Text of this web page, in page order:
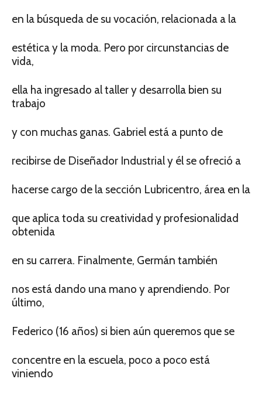
en la búsqueda de su vocación, relacionada a la
estética y la moda. Pero por circunstancias de
vida,
ella ha ingresado al taller y desarrolla bien su
trabajo
y con muchas ganas. Gabriel está a punto de
recibirse de Diseñador Industrial y él se ofreció a
hacerse cargo de la sección Lubricentro, área en la
que aplica toda su creatividad y profesionalidad
obtenida
en su carrera. Finalmente, Germán también
nos está dando una mano y aprendiendo. Por
último,
Federico (16 años) si bien aún queremos que se
concentre en la escuela, poco a poco está
viniendo